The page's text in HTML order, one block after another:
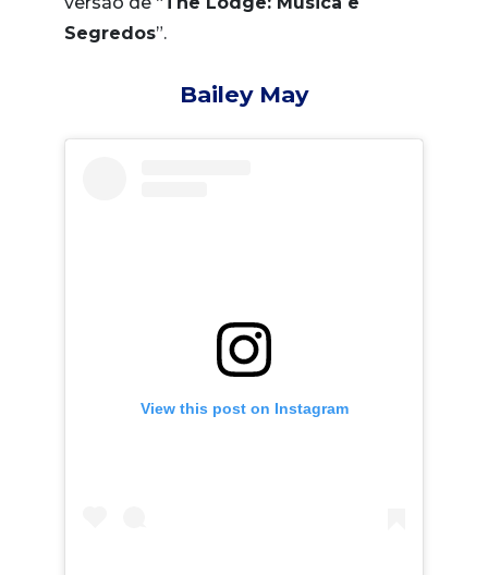
Segredos”.
Bailey May
View this post on Instagram